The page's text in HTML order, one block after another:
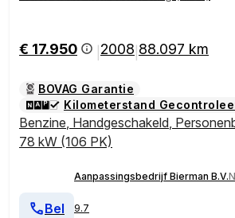
€ 17.950 2008 88.097 km
BOVAG Garantie
Kilometerstand
Benzine, Handgeschakeld,
78 kW (106 PK)
Aanpassingsbedrijf Bierman B.V.
9.7
Bel